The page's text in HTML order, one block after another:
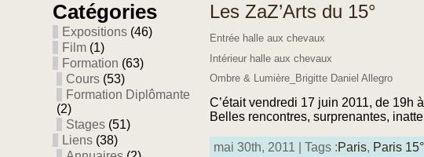
Catégories
Expositions (46)
Film (1)
Formation (63)
Cours (53)
Formation Diplômante
(2)
Stages (51)
Liens (38)
Les ZaZ’Arts du 15°
Entrée halle aux chevaux
Intérieur halle aux chevaux
Ombre & Lumière_Brigitte Daniel Allegro
C’était vendredi 17 juin 2011, de 19h
Belles rencontres, surprenantes,
mai 30th, 2011 | Tags :Paris, Paris 15°